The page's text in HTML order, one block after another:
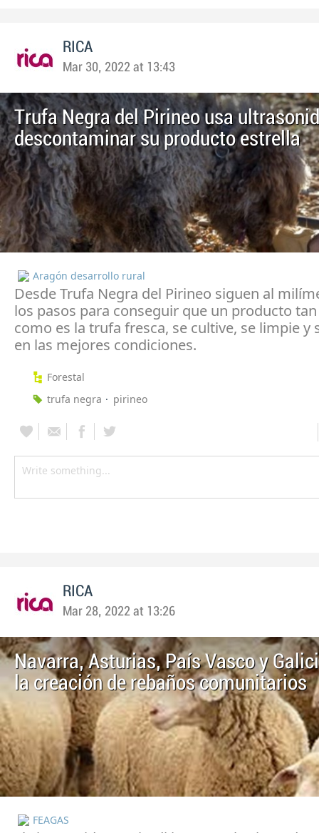
RICA
Mar 30, 2022 at 13:43
Trufa Negra del Pirineo usa
descontaminar su producto estrella
Aragón desarrollo rural
Desde Trufa Negra del Pirineo siguen al
los pasos para conseguir que un producto
como es la trufa fresca, se cultive, se limpie y
en las mejores condiciones.
Forestal
trufa negra
pirineo
RICA
Mar 28, 2022 at 13:26
Navarra, Asturias, País Vasco y
la creación de rebaños comunitarios
FEAGAS